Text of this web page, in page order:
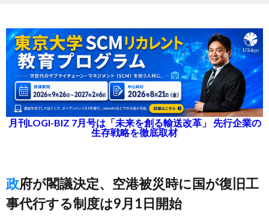
月刊LOGI-BIZ 7月号は「未来を創る輸送改革」 先行企業の
生存戦略を徹底取材
政府が閣議決定、空港被災時に国が復旧工
事代行する制度は9月1日開始